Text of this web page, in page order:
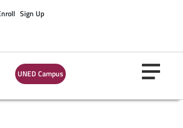
Sign Up
UNED Campus
E